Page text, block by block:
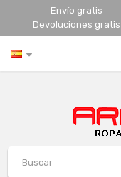
Envío gratis
Devoluciones gratis